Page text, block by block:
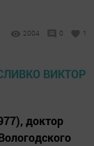
2004 0 1
доктор